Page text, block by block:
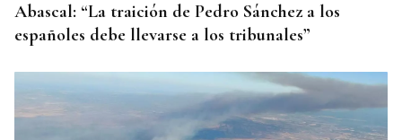
Abascal: “La traición de Pedro Sánchez a los
españoles debe llevarse a los tribunales”